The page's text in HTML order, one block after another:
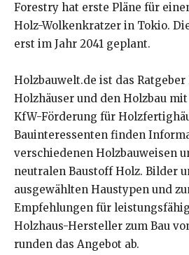
Forestry hat erste Pläne für
Holz-Wolkenkratzer in Tokio.
erst im Jahr 2041 geplant.
Holzbauwelt.de ist das
Holzhäuser und den Holzbau
KfW-Förderung für
Bauinteressenten finden
verschiedenen Holzbauweisen
neutralen Baustoff Holz. Bilder
ausgewählten Haustypen und
Empfehlungen für
Holzhaus-Hersteller zum Bau
runden das Angebot ab.